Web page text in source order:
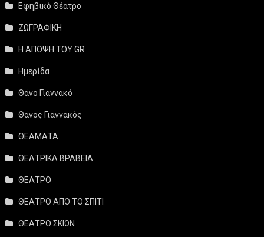
Εφηβικό Θέατρο
ΖΩΓΡΑΦΙΚΗ
Η ΑΠΟΨΗ ΤΟΥ GR
Ημερίδα
Θάνο Γιαννακό
Θάνος Γιαννακός
ΘΕΑΜΑΤΑ
ΘΕΑΤΡΙΚΑ ΒΡΑΒΕΙΑ
ΘΕΑΤΡΟ
ΘΕΑΤΡΟ ΑΠΟ ΤΟ ΣΠΙΤΙ
ΘΕΑΤΡΟ ΣΚΙΩΝ